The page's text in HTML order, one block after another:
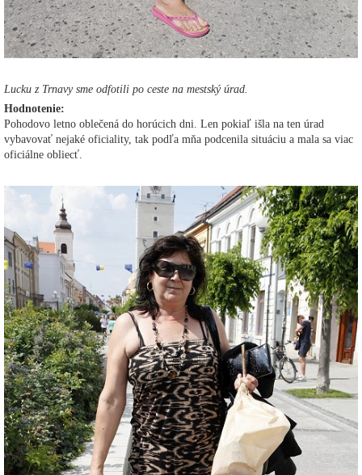
Lucku z Trnavy sme odfotili po ceste na mestský úrad.
Hodnotenie:
Pohodovo letno oblečená do horúcich dni. Len pokiaľ išla na ten úrad
vybavovať nejaké oficiality, tak podľa mňa podcenila situáciu a mala sa viac
oficiálne obliecť.